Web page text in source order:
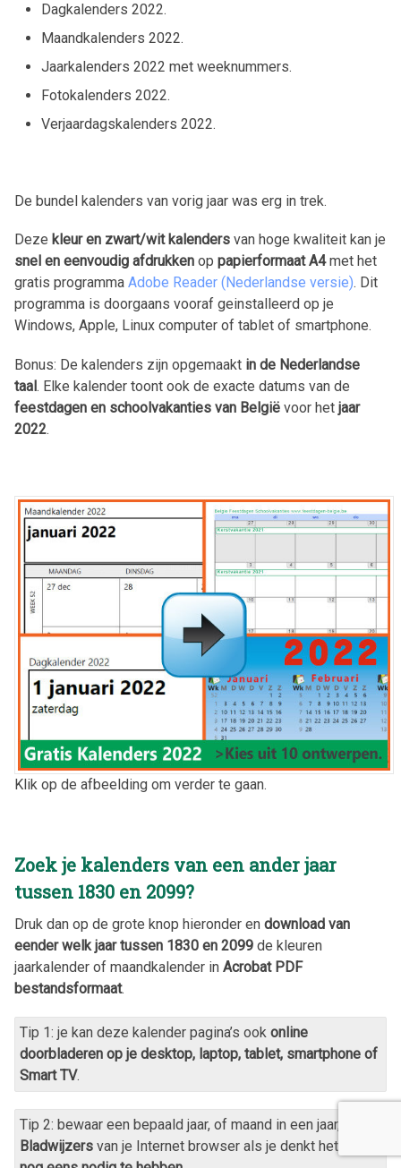
Dagkalenders 2022.
Maandkalenders 2022.
Jaarkalenders 2022 met weeknummers.
Fotokalenders 2022.
Verjaardagskalenders 2022.
De bundel kalenders van vorig jaar was erg in trek.
Deze kleur en zwart/wit kalenders van hoge kwaliteit kan je
snel en eenvoudig afdrukken op papierformaat A4met het
gratis programma Adobe Reader (Nederlandse versie). Dit
programma is doorgaans vooraf geinstalleerd op je
Windows, Apple, Linux computer of tablet of smartphone.
Bonus: De kalenders zijn opgemaakt in de Nederlandse
taal. Elke kalender toont ook de exacte datums van de
feestdagen en schoolvakanties van België voor het jaar
2022.
Klik op de afbeelding om verder te gaan.
Zoek je kalenders van een ander jaar
tussen 1830 en 2099?
Druk dan op de grote knop hieronder en download van
eender welk jaar tussen 1830 en 2099 de kleuren
jaarkalender of maandkalender in Acrobat PDF
bestandsformaat.
Tip 1: je kan deze kalender pagina’s ook online
doorbladeren op je desktop, laptop, tablet, smartphone of
Smart TV.
Tip 2: bewaar een bepaald jaar, of maand in een jaar, in de
Bladwijzers van je Internet browser als je denkt het